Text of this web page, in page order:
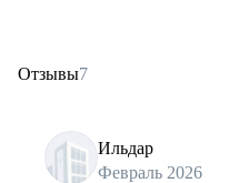
Отзывы7
Ильдар
Февраль 2026